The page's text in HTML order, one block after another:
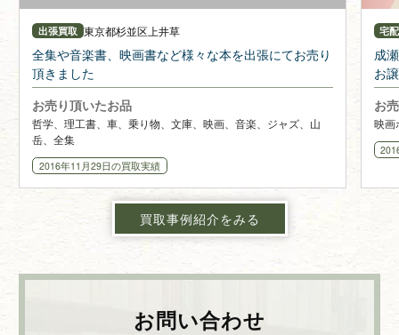
出張買取 東京都杉並区上井草
全集や音楽書、映画書など様々な本を出張にてお売り
頂きました
お売り頂いたお品
哲学、理工書、車、乗り物、文庫、映画、音楽、ジャズ、山
岳、全集
2016年11月29日の買取実績
宅
成
お
お
映画
買取事例紹介をみる
お問い合わせ